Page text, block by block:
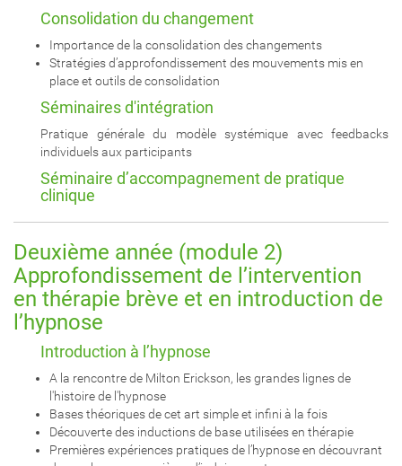
Consolidation du changement
Importance de la consolidation des changements
Stratégies d’approfondissement des mouvements mis en
place et outils de consolidation
Séminaires d'intégration
Pratique générale du modèle systémique avec feedbacks
individuels aux participants
Séminaire d’accompagnement de pratique
clinique
Deuxième année (module 2)
Approfondissement de l’intervention
en thérapie brève et en introduction de
l’hypnose
Introduction à l’hypnose
A la rencontre de Milton Erickson, les grandes lignes de
l'histoire de l'hypnose
Bases théoriques de cet art simple et infini à la fois
Découverte des inductions de base utilisées en thérapie
Premières expériences pratiques de l’hypnose en découvrant